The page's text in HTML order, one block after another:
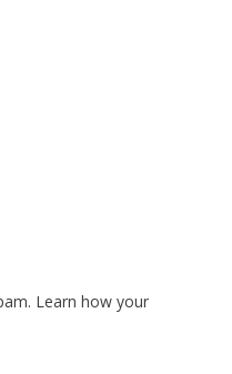
Learn how your